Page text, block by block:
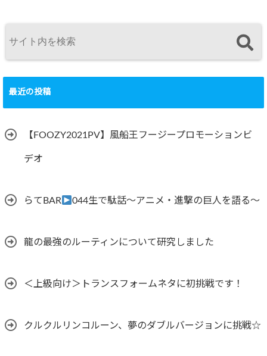
最近の投稿
【FOOZY2021PV】風船王フージープロモーションビ
デオ
らてBAR 044生で駄話～アニメ・進撃の巨人を語る～
龍の最強のルーティンについて研究しました
＜上級向け＞トランスフォームネタに初挑戦です！
クルクルリンコルーン、夢のダブルバージョンに挑戦☆